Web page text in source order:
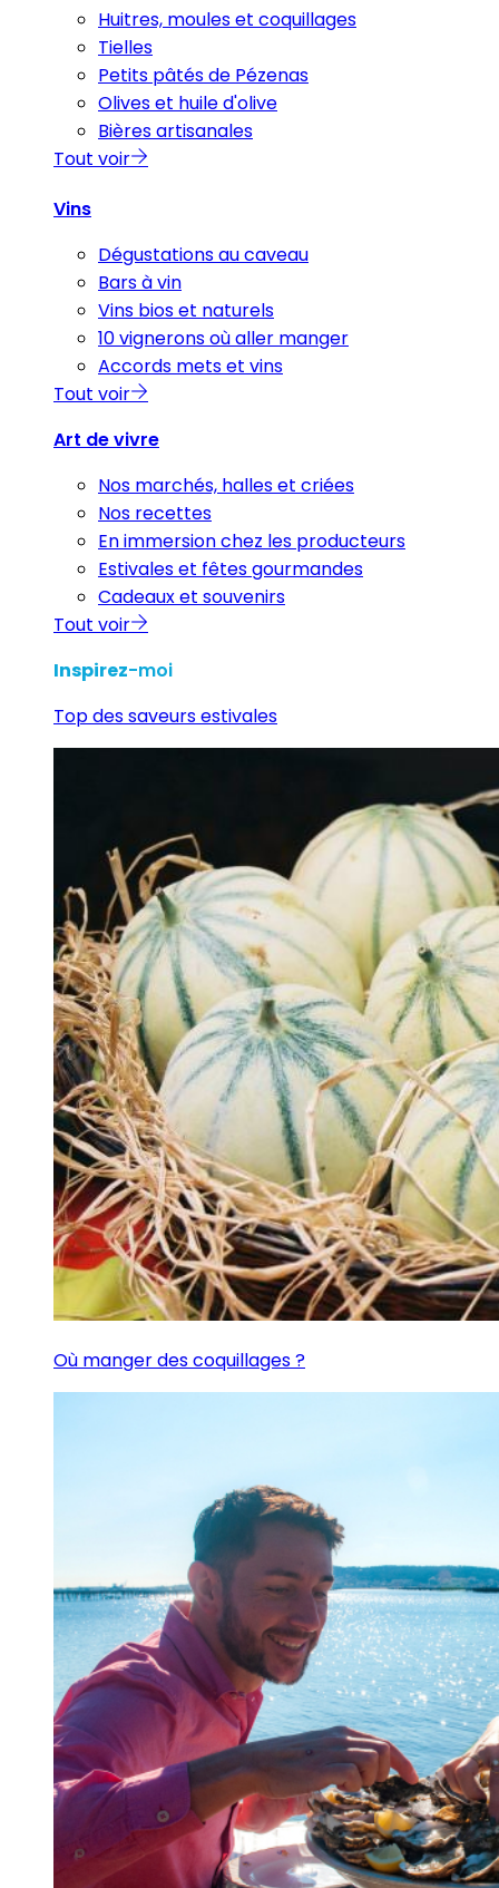
Huitres, moules et coquillages
Tielles
Petits pâtés de Pézenas
Olives et huile d'olive
Bières artisanales
Tout voir
Vins
Dégustations au caveau
Bars à vin
Vins bios et naturels
10 vignerons où aller manger
Accords mets et vins
Tout voir
Art de vivre
Nos marchés, halles et criées
Nos recettes
En immersion chez les producteurs
Estivales et fêtes gourmandes
Cadeaux et souvenirs
Tout voir
Inspirez-moi
Top des saveurs estivales
Où manger des coquillages ?